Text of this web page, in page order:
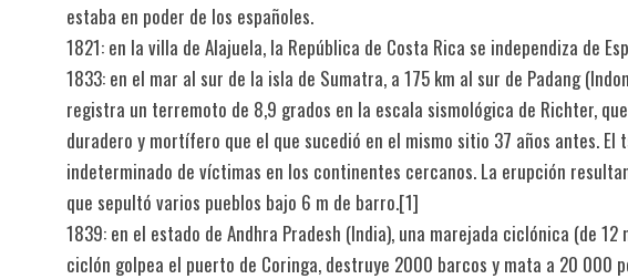
estaba en poder de los españoles.
1821: en la villa de Alajuela, la República de Costa Rica se independiza de
1833: en el mar al sur de la isla de Sumatra, a 175 km al sur de Padang
registra un terremoto de 8,9 grados en la escala sismológica de Richter,
duradero y mortífero que el que sucedió en el mismo sitio 37 años antes.
indeterminado de víctimas en los continentes cercanos. La erupción
que sepultó varios pueblos bajo 6 m de barro.[1]​
1839: en el estado de Andhra Pradesh (India), una marejada ciclónica (de
ciclón golpea el puerto de Coringa, destruye 2000 barcos y mata a 20 000